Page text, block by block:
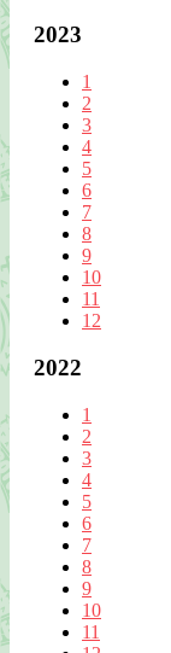
2023
1
2
3
4
5
6
7
8
9
10
11
12
2022
1
2
3
4
5
6
7
8
9
10
11